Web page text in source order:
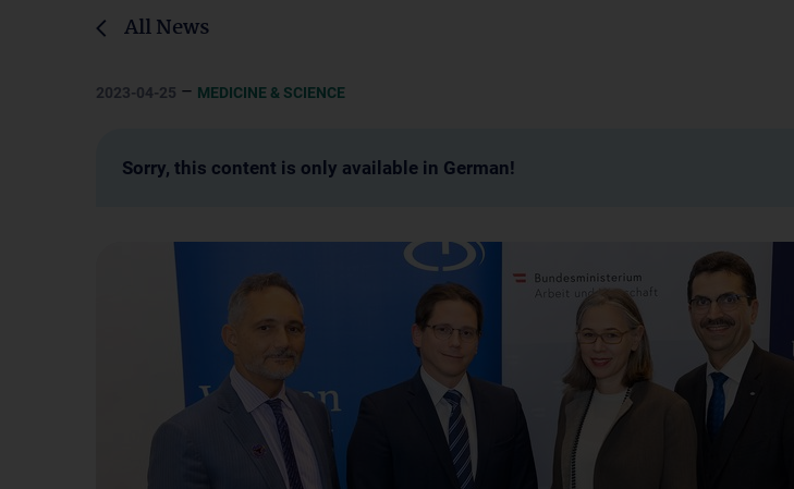
All News
2023-04-25 – MEDICINE & SCIENCE
Sorry, this content is only available in German!